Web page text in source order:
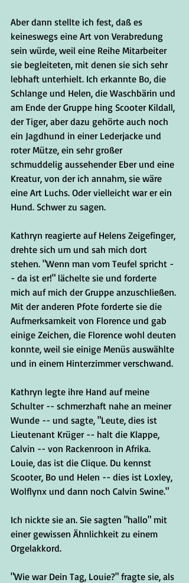
Aber dann stellte ich fest, daß es
keineswegs eine Art von Verabredung
sein würde, weil eine Reihe Mitarbeiter
sie begleiteten, mit denen sie sich sehr
lebhaft unterhielt. Ich erkannte Bo, die
Schlange und Helen, die Waschbärin und
am Ende der Gruppe hing Scooter Kildall,
der Tiger, aber dazu gehörte auch noch
ein Jagdhund in einer Lederjacke und
roter Mütze, ein sehr großer
schmuddelig aussehender Eber und eine
Kreatur, von der ich annahm, sie wäre
eine Art Luchs. Oder vielleicht war er ein
Hund. Schwer zu sagen.
Kathryn reagierte auf Helens Zeigefinger,
drehte sich um und sah mich dort
stehen. "Wenn man vom Teufel spricht -
- da ist er!" lächelte sie und forderte
mich auf mich der Gruppe anzuschließen.
Mit der anderen Pfote forderte sie die
Aufmerksamkeit von Florence und gab
einige Zeichen, die Florence wohl deuten
konnte, weil sie einige Menüs auswählte
und in einem Hinterzimmer verschwand.
Kathryn legte ihre Hand auf meine
Schulter -- schmerzhaft nahe an meiner
Wunde -- und sagte, "Leute, dies ist
Lieutenant Krüger -- halt die Klappe,
Calvin -- von Rackenroon in Afrika.
Louie, das ist die Clique. Du kennst
Scooter, Bo und Helen -- dies ist Loxley,
Wolflynx und dann noch Calvin Swine."
Ich nickte sie an. Sie sagten "hallo" mit
einer gewissen Ähnlichkeit zu einem
Orgelakkord.
"Wie war Dein Tag, Louie?" fragte sie, als